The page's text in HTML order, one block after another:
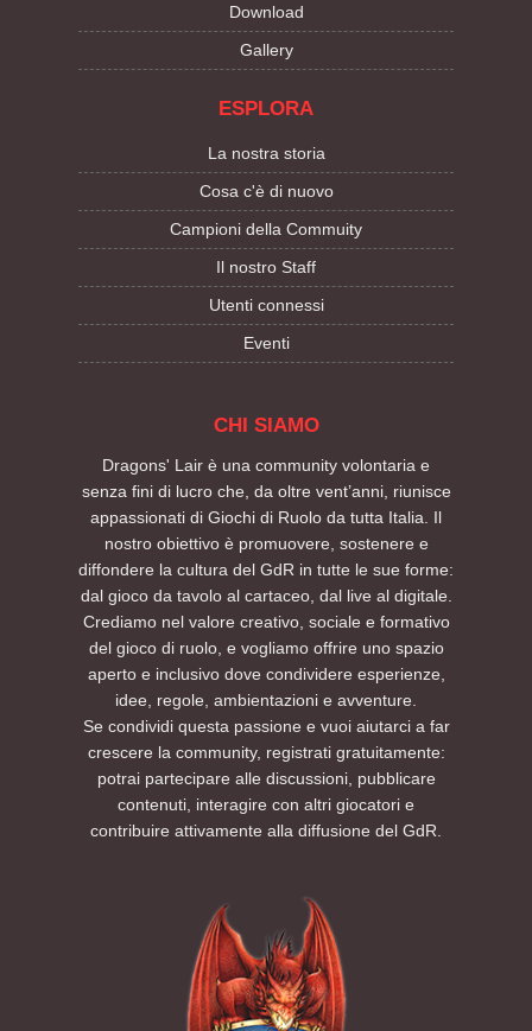
Download
Gallery
ESPLORA
La nostra storia
Cosa c'è di nuovo
Campioni della Commuity
Il nostro Staff
Utenti connessi
Eventi
CHI SIAMO
Dragons' Lair è una community volontaria e
senza fini di lucro che, da oltre vent’anni, riunisce
appassionati di Giochi di Ruolo da tutta Italia. Il
nostro obiettivo è promuovere, sostenere e
diffondere la cultura del GdR in tutte le sue forme:
dal gioco da tavolo al cartaceo, dal live al digitale.
Crediamo nel valore creativo, sociale e formativo
del gioco di ruolo, e vogliamo offrire uno spazio
aperto e inclusivo dove condividere esperienze,
idee, regole, ambientazioni e avventure.
Se condividi questa passione e vuoi aiutarci a far
crescere la community, registrati gratuitamente:
potrai partecipare alle discussioni, pubblicare
contenuti, interagire con altri giocatori e
contribuire attivamente alla diffusione del GdR.